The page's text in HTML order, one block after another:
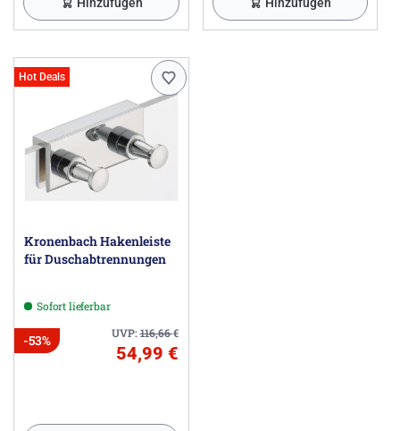
Hot Deals
Kronenbach Hakenleiste
für Duschabtrennungen
Sofort lieferbar
UVP:116,66€
-53%
54,99 €